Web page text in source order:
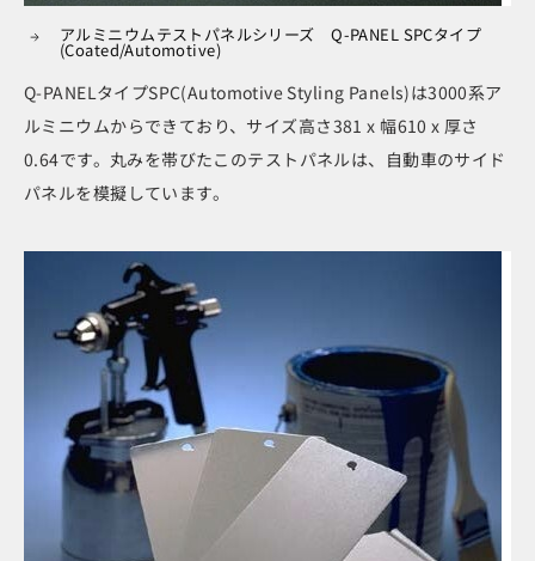
アルミニウムテストパネルシリーズ Q-PANEL SPCタイプ
(Coated/Automotive)
Q-PANELタイプSPC(Automotive Styling Panels)は3000系ア
ルミニウムからできており、サイズ高さ381 x 幅610 x 厚さ
0.64です。丸みを帯びたこのテストパネルは、自動車のサイド
パネルを模擬しています。